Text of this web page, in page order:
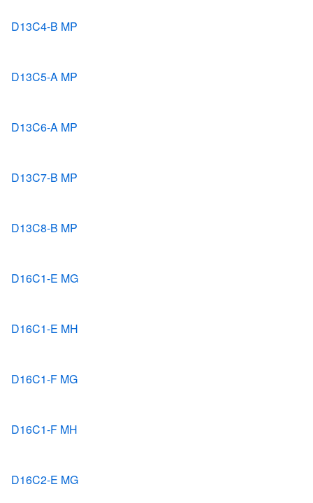
D13C4-B MP
D13C5-A MP
D13C6-A MP
D13C7-B MP
D13C8-B MP
D16C1-E MG
D16C1-E MH
D16C1-F MG
D16C1-F MH
D16C2-E MG